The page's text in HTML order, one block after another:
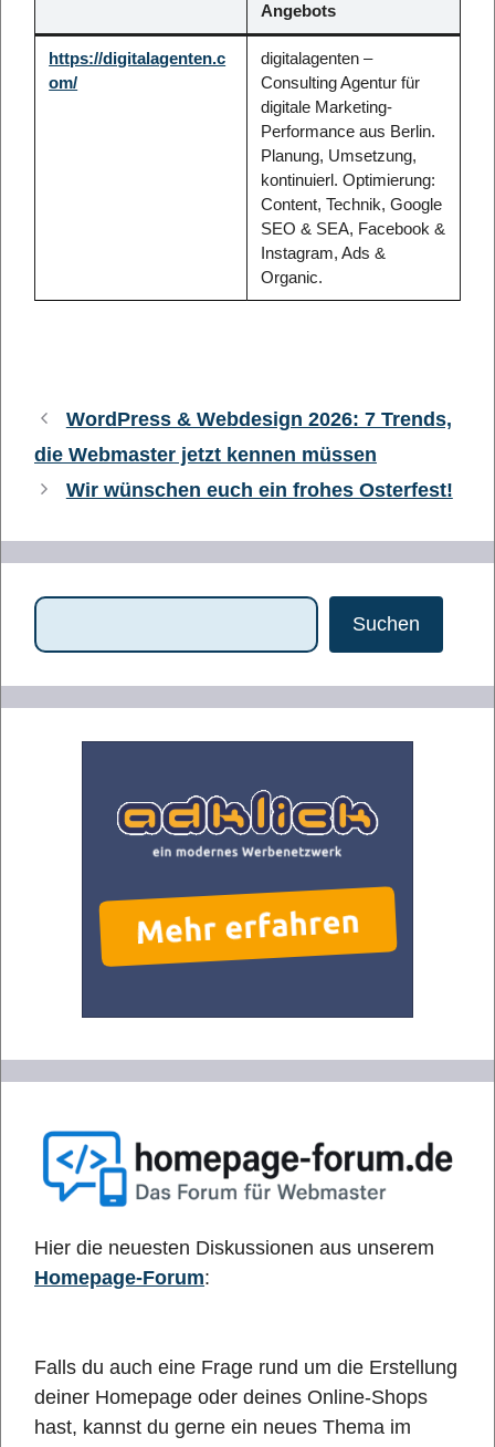
Angebots
https://digitalagenten.c
om/
digitalagenten –
Consulting Agentur für
digitale Marketing-
Performance aus Berlin.
Planung, Umsetzung,
kontinuierl. Optimierung:
Content, Technik, Google
SEO & SEA, Facebook &
Instagram, Ads &
Organic.
WordPress & Webdesign 2026: 7 Trends,
die Webmaster jetzt kennen müssen
Wir wünschen euch ein frohes Osterfest!
Suchen
Suchen
Hier die neuesten Diskussionen aus unserem
Homepage-Forum:
Falls du auch eine Frage rund um die Erstellung
deiner Homepage oder deines Online-Shops
hast, kannst du gerne ein neues Thema im